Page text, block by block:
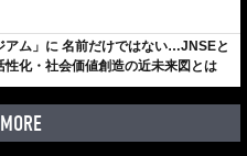
アム」に 名前だけではない…JNSEと
性化・社会価値創造の近未来図とは